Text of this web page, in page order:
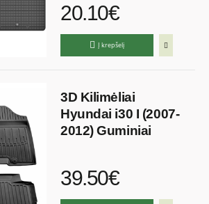
20.10€
Į krepšelį
3D Kilimėliai
Hyundai i30 I (2007-
2012) Guminiai
39.50€